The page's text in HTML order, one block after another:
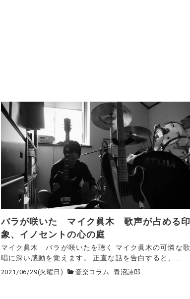
バラが咲いた マイク眞木 歌声が占める印
象、イノセントの心の庭
マイク眞木 バラが咲いたを聴く マイク眞木の可憐な歌
唱に深い感動を覚えます。 正直な話を告白すると、...
2021/06/29(火曜日) 音楽コラム 青沼詩郎